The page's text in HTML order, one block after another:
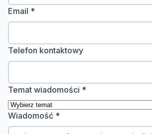
Email *
Telefon kontaktowy
Temat wiadomości *
Wiadomość *